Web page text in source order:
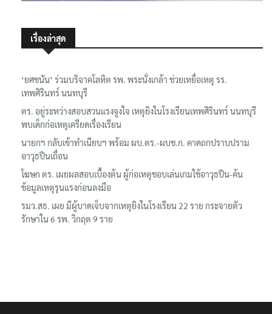
เรื่องล่าสุด
‘ยศชนัน’ ร่วมบริจาคโลหิต รพ. พระนั่งเกล้า ช่วยเหยื่อเหตุ รร.
เทพศิรินทร์ นนทบุรี
ตร. อยู่ระหว่างสอบสวนแรงจูงใจ เหตุยิงในโรงเรียนเทพศิรินทร์ นนทบุรี
พบเด็กก่อเหตุเครียดเรื่องเรียน
นายกฯ กลับเข้าทำเนียบฯ พร้อม ผบ.ตร.-ผบช.ก. คาดถกปราบปราม
อาวุธปืนเถื่อน
โฆษก ตร. เผยผลสอบเบื้องต้น ผู้ก่อเหตุชอบเล่นเกมใช้อาวุธปืน-ค้น
ข้อมูลเหตุรุนแรงก่อนลงมือ
รมว.สธ. เผย มีผู้บาดเจ็บจากเหตุยิงในโรงเรียน 22 ราย กระจายตัว
รักษาใน 6 รพ. วิกฤต 9 ราย